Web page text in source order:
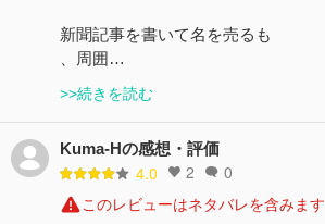
新聞記事を書いて名を売るも
、周囲…
>>続きを読む
Kuma-Hの感想・評価
4.0 2 0
このレビューはネタバレを含みます